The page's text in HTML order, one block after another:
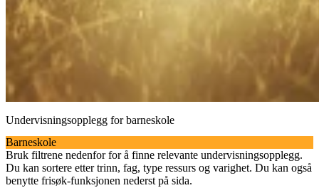
Undervisningsopplegg for barneskole
Barneskole
Bruk filtrene nedenfor for å finne relevante undervisningsopplegg.
Du kan sortere etter trinn, fag, type ressurs og varighet. Du kan også
benytte frisøk-funksjonen nederst på sida.